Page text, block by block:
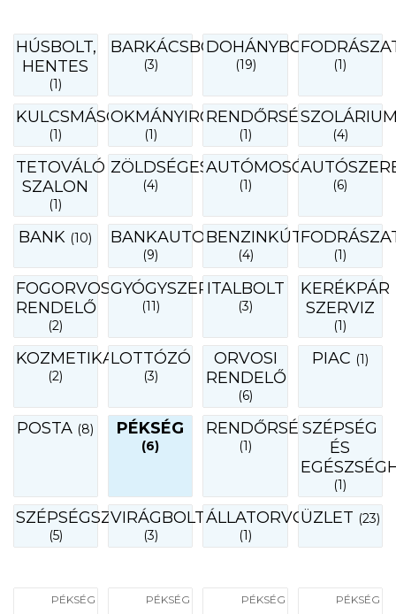
HÚSBOLT,
HENTES
(1)
BARKÁCSBOLT
(3)
DOHÁNYBOLT
(19) (1)
KULCSMÁSOLÁS
(1)
OKMÁNYIRODA
(1)
RENDŐRSÉG
(1) (4)
TETOVÁLÓ
SZALON
(1)
ZÖLDSÉGES
(4)
AUTÓMOSÓ
(1) (6)
BANK (10) BANKAUTOMATA
(9)
BENZINKÚT
(4) (1)
FOGORVOSI
RENDELŐ
(2)
GYÓGYSZERTÁR
(11)
ITALBOLT
(3)
KERÉKPÁR
SZERVIZ
(1)
KOZMETIKA
(2)
LOTTÓZÓ
(3)
ORVOSI
RENDELŐ
(6)
PIAC (1)
POSTA (8) PÉKSÉG
(6)
RENDŐRSÉG
(1)
SZÉPSÉG
ÉS
(1)
SZÉPSÉGSZALON
(5)
VIRÁGBOLT
(3)
ÁLLATORVOS
(1)
ÜZLET (23)
PÉKSÉG PÉKSÉG PÉKSÉG PÉKSÉG